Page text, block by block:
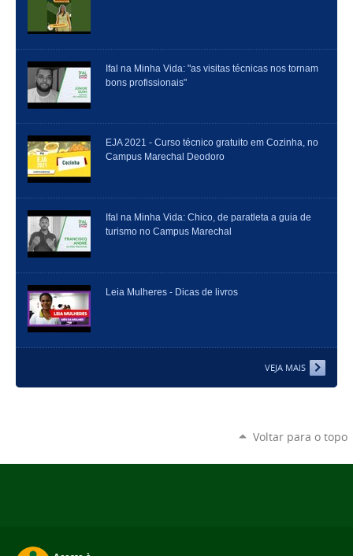
Ifal na Minha Vida: "as visitas técnicas nos tornam
bons profissionais"
EJA 2021 - Curso técnico gratuito em Cozinha, no
Campus Marechal Deodoro
Ifal na Minha Vida: Chico, de paratleta a guia de
turismo no Campus Marechal
Leia Mulheres - Dicas de livros
VEJA MAIS
Voltar para o topo